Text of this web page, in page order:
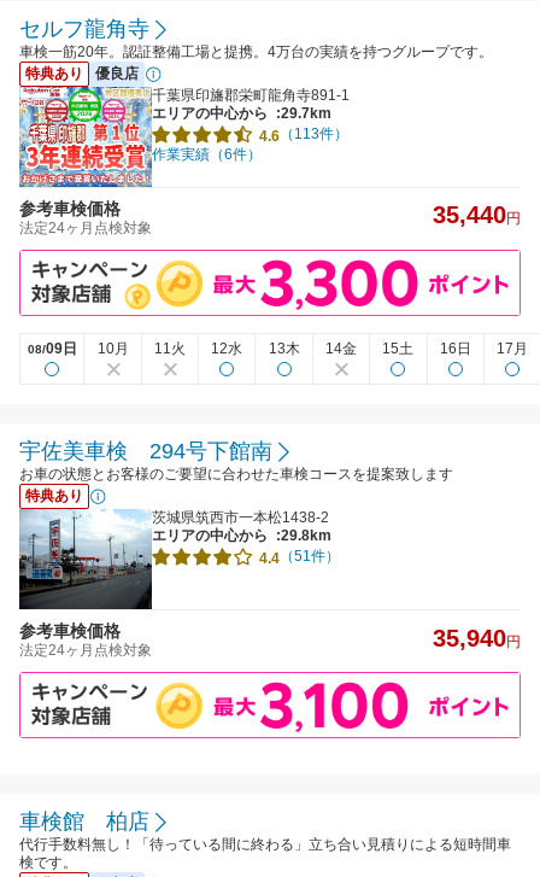
セルフ龍角寺
車検一筋20年。認証整備工場と提携。4万台の実績を持つグループです。
特典あり
優良店
千葉県印旛郡栄町龍角寺891-1
エリアの中心から
:29.7km
4.6 （113件）
作業実績（6件）
参考車検価格
法定24ヶ月点検対象 35,440円
08/09日 10月 11火 12水 13木 14金 15土 16日 17月
宇佐美車検 294号下館南
お車の状態とお客様のご要望に合わせた車検コースを提案致します
特典あり
茨城県筑西市一本松1438-2
エリアの中心から
:29.8km
4.4 （51件）
参考車検価格
法定24ヶ月点検対象 35,940円
車検館 柏店
代行手数料無し！「待っている間に終わる」立ち合い見積りによる短時間車
検です。